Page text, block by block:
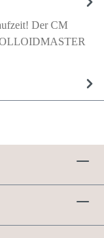
Der CM